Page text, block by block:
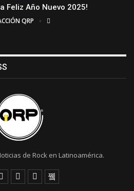
Feliz Año Nuevo 2025!
QRP
de Rock en Latinoamérica.